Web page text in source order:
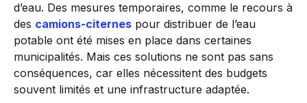
d’eau. Des mesures temporaires, comme le recours à
des camions-citernes pour distribuer de l’eau
potable ont été mises en place dans certaines
municipalités. Mais ces solutions ne sont pas sans
conséquences, car elles nécessitent des budgets
souvent limités et une infrastructure adaptée.